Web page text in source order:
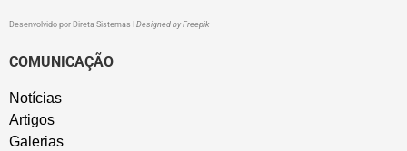
Desenvolvido por Direta Sistemas Designed by Freepik
COMUNICAÇÃO
Notícias
Artigos
Galerias